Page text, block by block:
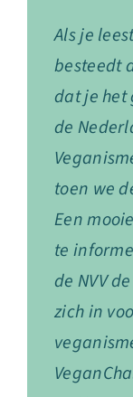
Als je
besteedt
dat je het
de
toen we
Een
te
de NVV
zich in